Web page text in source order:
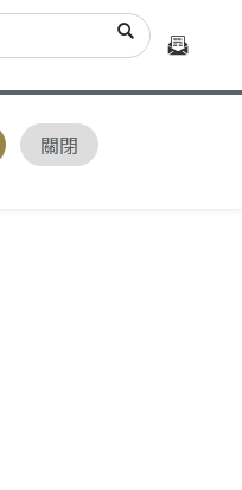
關閉